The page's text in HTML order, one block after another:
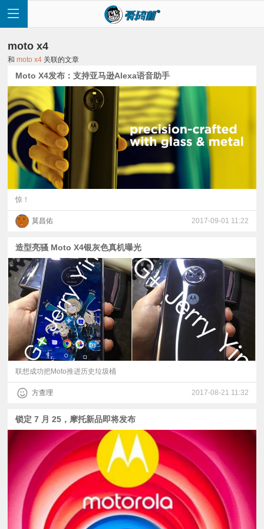
首
页
快
讯
评
测
视
频
科
普
验
moto x4
和moto x4 关联的文章
Moto X4发布：支持亚马逊Alexa语音助手
惊！
莫昌佑 2017-09-01 11:22
造型亮骚 Moto X4银灰色真机曝光
联想成功把Moto推进历史垃圾桶
方查理 2017-08-21 11:32
锁定 7 月 25，摩托新品即将发布